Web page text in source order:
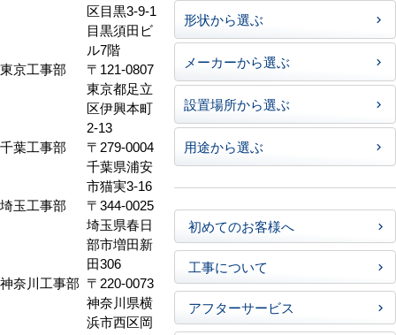
区目黒3-9-1
目黒須田ビ
ル7階
東京工事部
〒121-0807
東京都足立
区伊興本町
2-13
千葉工事部
〒279-0004
千葉県浦安
市猫実3-16
埼玉工事部
〒344-0025
埼玉県春日
部市増田新
田306
神奈川工事部 〒220-0073
神奈川県横
浜市西区岡
形状から選ぶ
メーカーから選ぶ
設置場所から選ぶ
用途から選ぶ
初めてのお客様へ
工事について
アフターサービス